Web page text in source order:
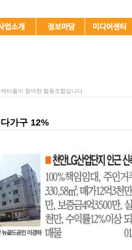
터들이 참여한 협동조합입니다.
가구 12%